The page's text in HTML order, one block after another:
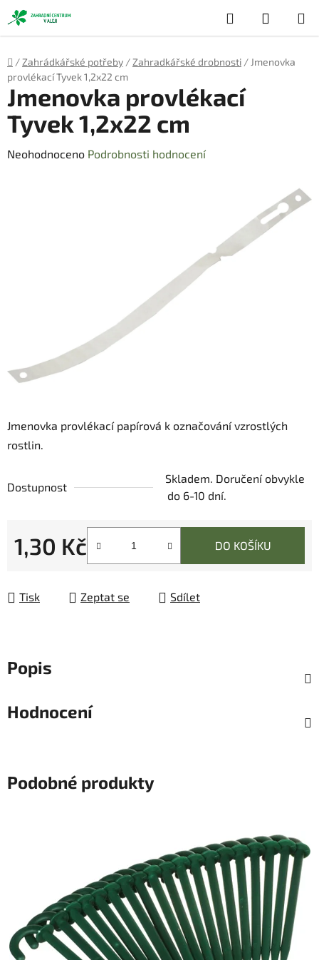
Přejít
na
obsah
Hledat
KOŠÍK
Domů
/ Zahrádkářské potřeby / Zahradkářské drobnosti / Jmenovka
provlékací Tyvek 1,2x22 cm
Jmenovka provlékací papírová k označování vzrostlých
rostlin.
Dostupnost
Skladem. Doručení obvykle
do 6-10 dní.
1,30 Kč DO KOŠÍKU
Tisk Zeptat se Sdílet
Jmenovka provlékací
Tyvek 1,2x22 cm
Průměrné
Neohodnoceno Podrobnosti hodnocení
Popis
Hodnocení
Podobné produkty